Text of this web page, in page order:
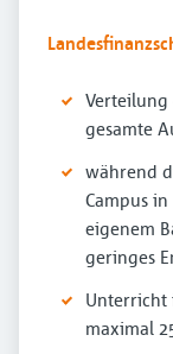
Verteilung
gesamte
während
Campus
eigenem
geringes
Unterricht
maximal